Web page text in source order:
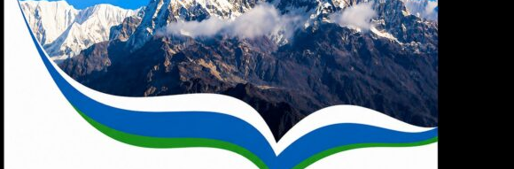
गएका पौडेल सिदिङको
परी डाँडाबाट हार गुहार गरेर उनलाई स्थानीयले उद्धार गरी
। उनका अनुसार भालुले बालकहरुलाई समेत आक्रमण गर्ने भएकोले
भागमा हात र खुट्टामा गम्भिर चोट लागेको हो । पौडेल जस्ता
गरेकोले उनीहरुको स्वास्थ्य उपचारको प्रबन्ध निःशुल्क रुपमा गराउनु